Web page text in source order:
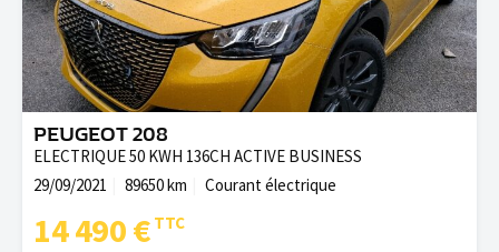
PEUGEOT 208
ELECTRIQUE 50 KWH 136CH ACTIVE BUSINESS
29/09/2021
89650 km Courant électrique
14 490 €